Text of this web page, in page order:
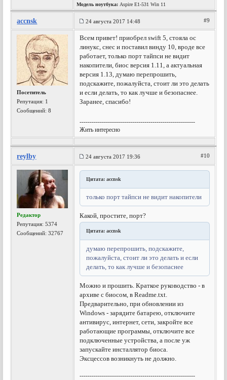
Модель ноутбука: Aspire E1-531 Win 11
accnsk 24 августа 2017 14:48 #9
Посетитель
Репутация: 1
Сообщений: 8
Всем привет! приобрел swift 5, стояла ос
линукс, снес и поставил винду 10, вроде все
работает, только порт тайпси не видит
накопители, биос версия 1.11, а актуальная
версия 1.13, думаю перепрошить,
подскажите, пожалуйста, стоит ли это делать
и если делать, то как лучше и безопаснее.
Заранее, спасибо!
---------------------------------------------------------
Жить интересно
reylby 24 августа 2017 19:36 #10
Редактор
Репутация:5374
Сообщений: 32767
Цитата: accnsk
только порт тайпси не видит накопители
Какой, простите, порт?
Цитата: accnsk
думаю перепрошить, подскажите,
пожалуйста, стоит ли это делать и если
делать, то как лучше и безопаснее
Можно и прошить. Краткое руководство - в
архиве с биосом, в Readme.txt.
Предварительно, при обновлении из
Windows - зарядите батарею, отключите
антивирус, интернет, сети, закройте все
работающие программы, отключите все
подключенные устройства, а после уж
запускайте инсталлятор биоса.
Эксцессов возникнуть не должно.
---------------------------------------------------------